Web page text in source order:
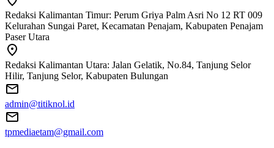
Redaksi Kalimantan Timur: Perum Griya Palm Asri No 12 RT 009
Kelurahan Sungai Paret, Kecamatan Penajam, Kabupaten Penajam
Paser Utara
Redaksi Kalimantan Utara: Jalan Gelatik, No.84, Tanjung Selor
Hilir, Tanjung Selor, Kabupaten Bulungan
admin@titiknol.id
tpmediaetam@gmail.com